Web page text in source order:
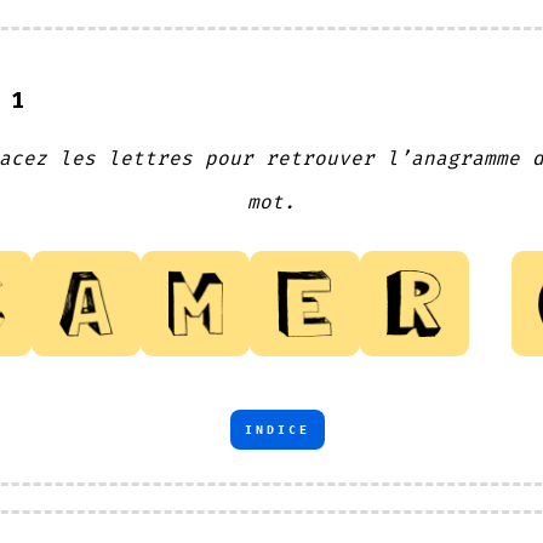
1
les lettres pour retrouver l’anagramme
mot.
INDICE